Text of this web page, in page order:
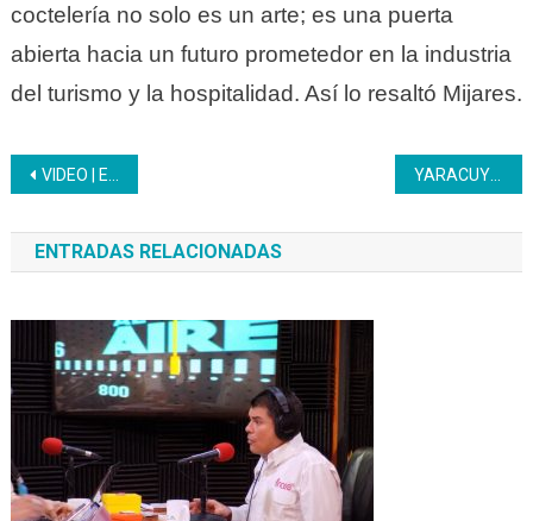
coctelería no solo es un arte; es una puerta
abierta hacia un futuro prometedor en la industria
del turismo y la hospitalidad. Así lo resaltó Mijares.
Navegación
de
entradas
VIDEO | El diputado @ricardokonducta te invita a conocer la IncesApp. Descárgala y ponte IN YARACUY | Representantes del Inces visitan instalaciones de Fundalanavial
ENTRADAS RELACIONADAS